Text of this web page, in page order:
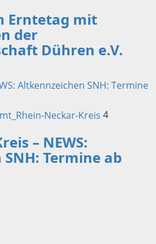
Erntetag mit
der
Dühren e.V.
Altkennzeichen SNH: Termine
4
– NEWS:
Termine ab